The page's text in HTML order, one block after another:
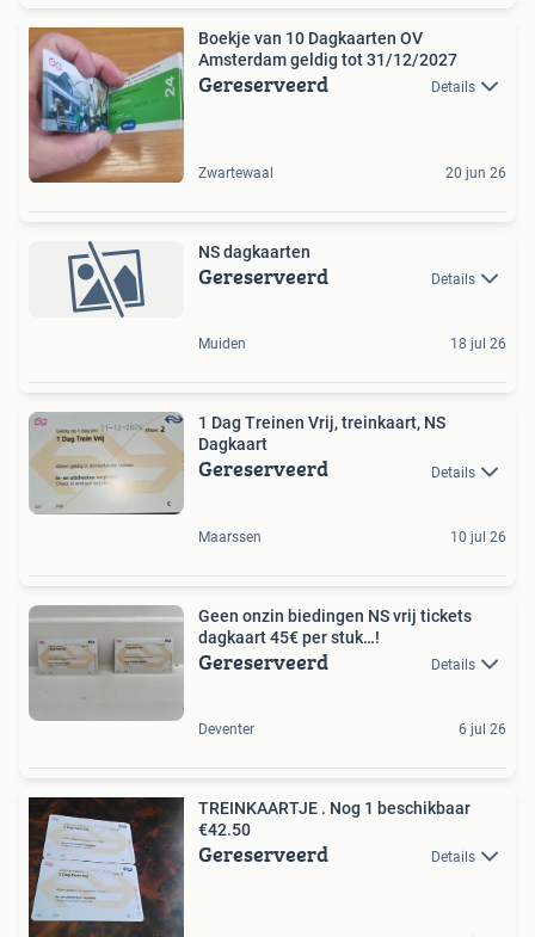
Boekje van 10 Dagkaarten OV
Amsterdam geldig tot 31/12/2027
Gereserveerd Details
Zwartewaal 20 jun 26
NS dagkaarten
Gereserveerd Details
Muiden 18 jul 26
1 Dag Treinen Vrij, treinkaart, NS
Dagkaart
Gereserveerd Details
Maarssen 10 jul 26
Geen onzin biedingen NS vrij tickets
dagkaart 45€ per stuk…!
Gereserveerd Details
Deventer 6 jul 26
TREINKAARTJE . Nog 1 beschikbaar
€42.50
Gereserveerd Details